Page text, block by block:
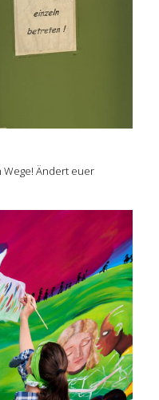
Wege! Ändert euer